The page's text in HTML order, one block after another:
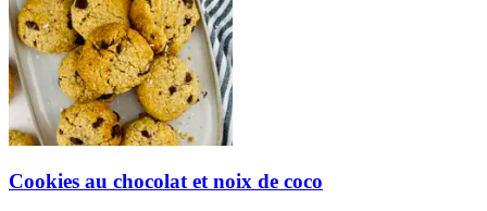
Cookies au chocolat et noix de coco